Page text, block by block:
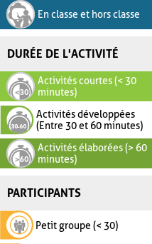
En classe et hors classe
DURÉE DE L'ACTIVITÉ
Activités courtes (< 30
minutes)
Activités développées
(Entre 30 et 60 minutes)
Activités élaborées (> 60
minutes)
PARTICIPANTS
Petit groupe (< 30)